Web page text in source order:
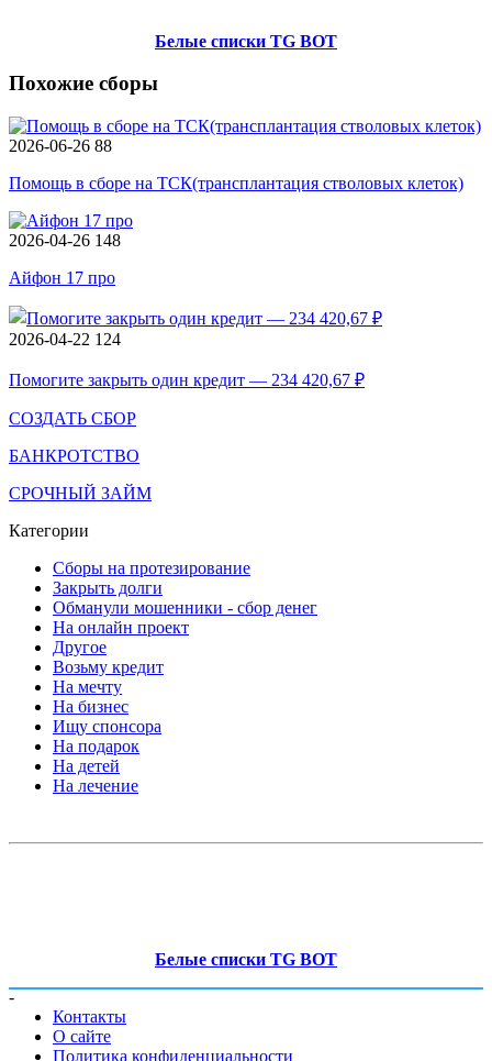
Белые списки TG BOT
Похожие сборы
2026-06-26 88
Помощь в сборе на ТСК(трансплантация стволовых клеток)
2026-04-26 148
Айфон 17 про
2026-04-22 124
Помогите закрыть один кредит — 234 420,67 ₽
СОЗДАТЬ СБОР
БАНКРОТСТВО
СРОЧНЫЙ ЗАЙМ
Категории
Сборы на протезирование
Закрыть долги
Обманули мошенники - сбор денег
На онлайн проект
Другое
Возьму кредит
На мечту
На бизнес
Ищу спонсора
На подарок
На детей
На лечение
Белые списки TG BOT
-
Контакты
О сайте
Политика конфиденциальности